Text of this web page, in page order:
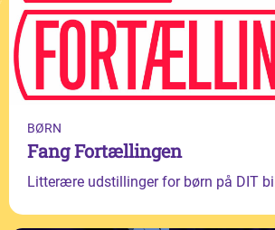
BØRN
Fang Fortællingen
Litterære udstillinger for børn på DIT